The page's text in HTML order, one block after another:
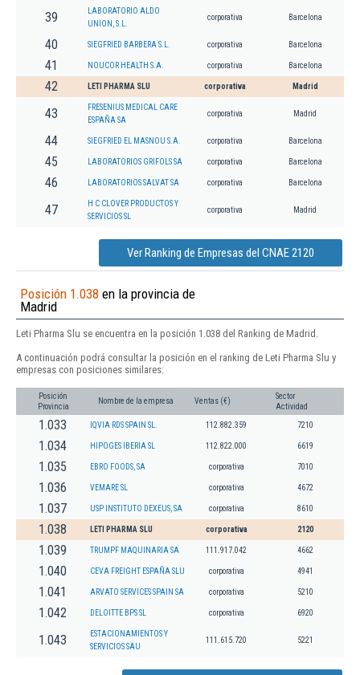
39
LABORATORIO ALDO
UNION, S.L.
corporativa Barcelona
40 SIEGFRIED BARBERA S.L. corporativa Barcelona
41 NOUCOR HEALTH S.A. corporativa Barcelona
42 LETI PHARMA SLU corporativa Madrid
43
FRESENIUS MEDICAL CARE
ESPAÑA SA
corporativa Madrid
44 SIEGFRIED EL MASNOU S.A. corporativa Barcelona
45 LABORATORIOS GRIFOLS SA corporativa Barcelona
46 LABORATORIOS SALVAT SA corporativa Barcelona
47
H C CLOVER PRODUCTOS Y
SERVICIOS SL
corporativa Madrid
Ver Ranking de Empresas del CNAE 2120
Posición 1.038 en la provincia de
Madrid
Leti Pharma Slu se encuentra en la posición 1.038 del Ranking de Madrid.
A continuación podrá consultar la posición en el ranking de Leti Pharma Slu y
empresas con posiciones similares:
Posición
Provincia
Nombre de la empresa Ventas (€)
Sector
Actividad
1.033 IQVIA RDS SPAIN SL. 112.882.359 7210
1.034 HIPOGES IBERIA SL 112.822.000 6619
1.035 EBRO FOODS, SA corporativa 7010
1.036 VEMARE SL corporativa 4672
1.037 USP INSTITUTO DEXEUS, SA corporativa 8610
1.038 LETI PHARMA SLU corporativa 2120
1.039 TRUMPF MAQUINARIA SA 111.917.042 4662
1.040 CEVA FREIGHT ESPAÑA SLU corporativa 4941
1.041 ARVATO SERVICES SPAIN SA corporativa 5210
1.042 DELOITTE BPS SL corporativa 6920
1.043
ESTACIONAMIENTOS Y
SERVICIOS SAU
111.615.720 5221